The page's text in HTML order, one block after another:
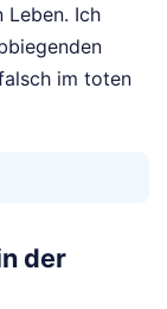
Leben. Ich
im toten
der